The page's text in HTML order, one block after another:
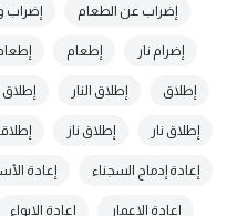
إضراب عن الطعام إضراب
إضرام نار إطعام
إطلاق إطلاق النار
إطلاق نار إطلاق ناز
إعادة إدماج السجناء إعادة
إعادة الإعمار إعادة الإيواء